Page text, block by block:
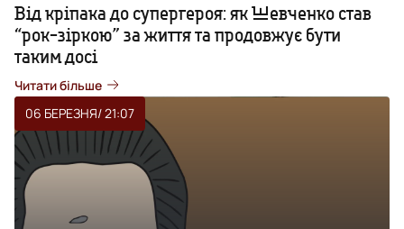
Від кріпака до супергероя: як Шевченко став
“рок-зіркою” за життя та продовжує бути
таким досі
Читати більше
06 БЕРЕЗНЯ/ 21:07